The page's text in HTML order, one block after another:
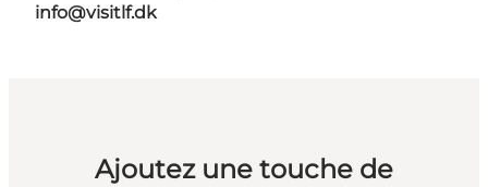
info@visitlf.dk
Ajoutez une touche de